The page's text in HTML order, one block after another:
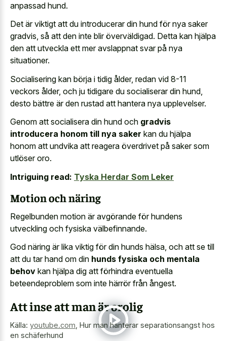
anpassad hund.
Det är viktigt att du introducerar din hund för nya saker
gradvis, så att den inte blir överväldigad. Detta kan hjälpa
den att utveckla ett mer avslappnat svar på nya
situationer.
Socialisering kan börja i tidig ålder, redan vid 8-11
veckors ålder, och ju tidigare du socialiserar din hund,
desto bättre är den rustad att hantera nya upplevelser.
Genom att socialisera din hund och gradvis
introducera honom till nya saker kan du hjälpa
honom att undvika att reagera överdrivet på saker som
utlöser oro.
Intriguing read: Tyska Herdar Som Leker
Motion och näring
Regelbunden motion är avgörande för hundens
utveckling och fysiska välbefinnande.
God näring är lika viktig för din hunds hälsa, och att se till
att du tar hand om din hunds fysiska och mentala
behov kan hjälpa dig att förhindra eventuella
beteendeproblem som inte härrör från ångest.
Att inse att man är orolig
Källa: youtube.com Hur man hanterar separationsangst hos
en schäferhund